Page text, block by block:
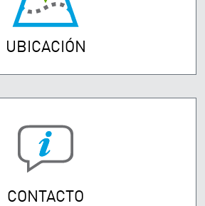
UBICACIÓN
CONTACTO